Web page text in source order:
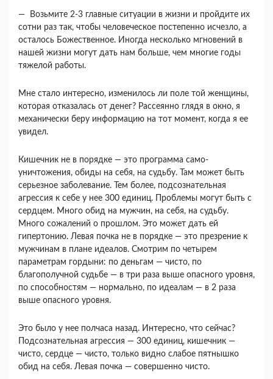
— Возьмите 2-3 главные ситуации в жизни и пройдите их
сотни раз так, чтобы человеческое постепенно исчезло, а
осталось Божественное. Иногда несколько мгновений в
нашей жизни мо­гут дать нам больше, чем многие годы
тяжелой работы.
Мне стало интересно, изменилось ли поле той женщины,
которая отказалась от денег? Рассеян­но глядя в окно, я
механически беру информацию на тот момент, когда я ее
увидел.
Кишечник не в порядке — это программа само­
уничтожения, обиды на себя, на судьбу. Там мо­жет быть
серьезное заболевание. Тем более, под­сознательная
агрессия к себе у нее 300 единиц. Проблемы могут быть с
сердцем. Много обид на мужчин, на себя, на судьбу.
Много сожалений о прошлом. Это может дать ей
гипертонию. Левая почка не в порядке — это презрение к
мужчинам в плане идеалов. Смотрим по четырем
параметрам гордыни: по деньгам — чисто, по
благополучной судьбе — в три раза выше опасного уровня,
по способностям — нормально, по идеалам — в 2 ра­за
выше опасного уровня.
Это было у нее полчаса назад. Интересно, что сейчас?
Подсознательная агрессия — 300 единиц, кишечник —
чисто, сердце — чисто, только видно слабое пятнышко
обид на себя. Левая почка — со­вершенно чисто.